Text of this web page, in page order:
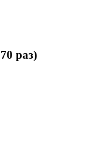
раз)